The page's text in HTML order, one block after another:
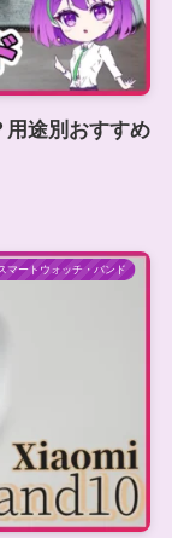
途別おすすめ
マートウォッチ・バンド